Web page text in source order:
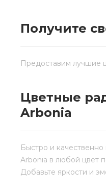
Получите
Предоставим лучшие
Цветные
Arbonia
Быстро и
Arbonia в любой цвет
Добавьте яркости и